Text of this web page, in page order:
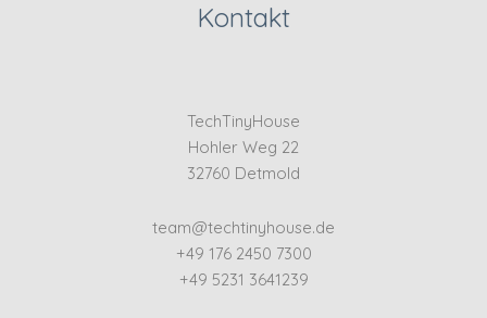
Kontakt
TechTinyHouse
Hohler Weg 22
32760 Detmold
team@techtinyhouse.de
+49 176 2450 7300
+49 5231 3641239